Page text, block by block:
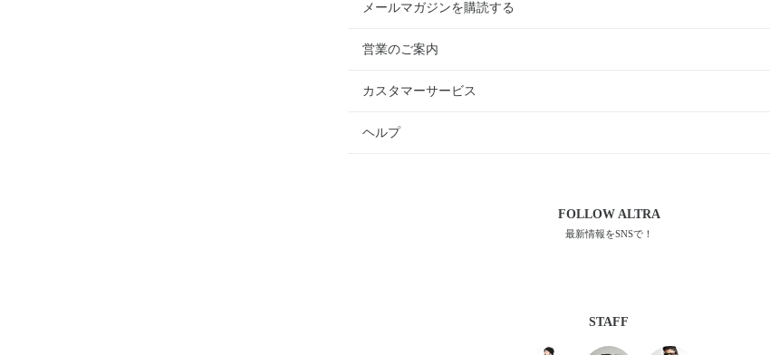
メールマガジンを購読する
営業のご案内
カスタマーサービス
ヘルプ
FOLLOWALTRA
最新情報をSNSで！
STAFF